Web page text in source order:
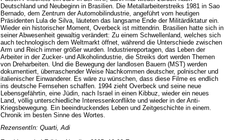
Deutschland und Neubeginn in Brasilien. Die Metallarbeiterstreiks 1981 in Sao
Bernado, dem Zentrum der Automobilindustrie, angeführt vom heutigen
Präsidenten Lula de Silva, läuteten das langsame Ende der Militärdiktatur ein.
Wieder ein historischer Moment, Overbeck ist mittendrin. Brasilien hatte sich in
seiner Abwesenheit gewaltig verändert: Zu einem Schwellenland, welches sich
auch technologisch dem Weltmarkt öffnet, während die Unterschiede zwischen
Arm und Reich immer größer wurden. Industriereportagen, das Leben der
Arbeiter in der Zucker- und Alkoholindustrie, die Streiks dort werden Themen
von Dreharbeiten. Und die Bewegung der landlosen Bauern (MST) werden
dokumentiert, überraschender Weise Nachkommen deutscher, polnischer und
italienischer Einwanderer. Es wäre zu wünschen, dass diese Filme es endlich
ins deutsche Fernsehen schaffen. 1994 zieht Overbeck und seine neue
Lebensgefährtin, eine Jüdin, nach Israel in einen Kibbuz, wieder ein neues
Land, völlig unterschiedliche Interessenkonflikte und wieder in der Anti-
Kriegsbewegung. Ein beeindruckendes Leben und Zeitgeschichte in einem.
Chronik im besten Sinne des Wortes.
RezensentIn: Quarti, Adi